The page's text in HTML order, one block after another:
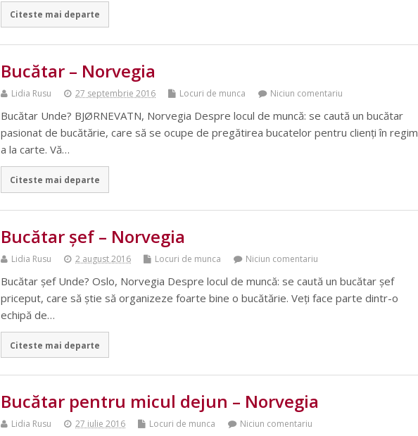
Citeste mai departe
Bucătar – Norvegia
Lidia Rusu 27 septembrie 2016 Locuri de munca Niciun comentariu
Bucătar Unde? BJØRNEVATN, Norvegia Despre locul de muncă: se caută un bucătar
pasionat de bucătărie, care să se ocupe de pregătirea bucatelor pentru clienți în regim
a la carte. Vă…
Citeste mai departe
Bucătar șef – Norvegia
Lidia Rusu 2 august 2016 Locuri de munca Niciun comentariu
Bucătar șef Unde? Oslo, Norvegia Despre locul de muncă: se caută un bucătar șef
priceput, care să știe să organizeze foarte bine o bucătărie. Veți face parte dintr-o
echipă de…
Citeste mai departe
Bucătar pentru micul dejun – Norvegia
Lidia Rusu 27 iulie 2016 Locuri de munca Niciun comentariu